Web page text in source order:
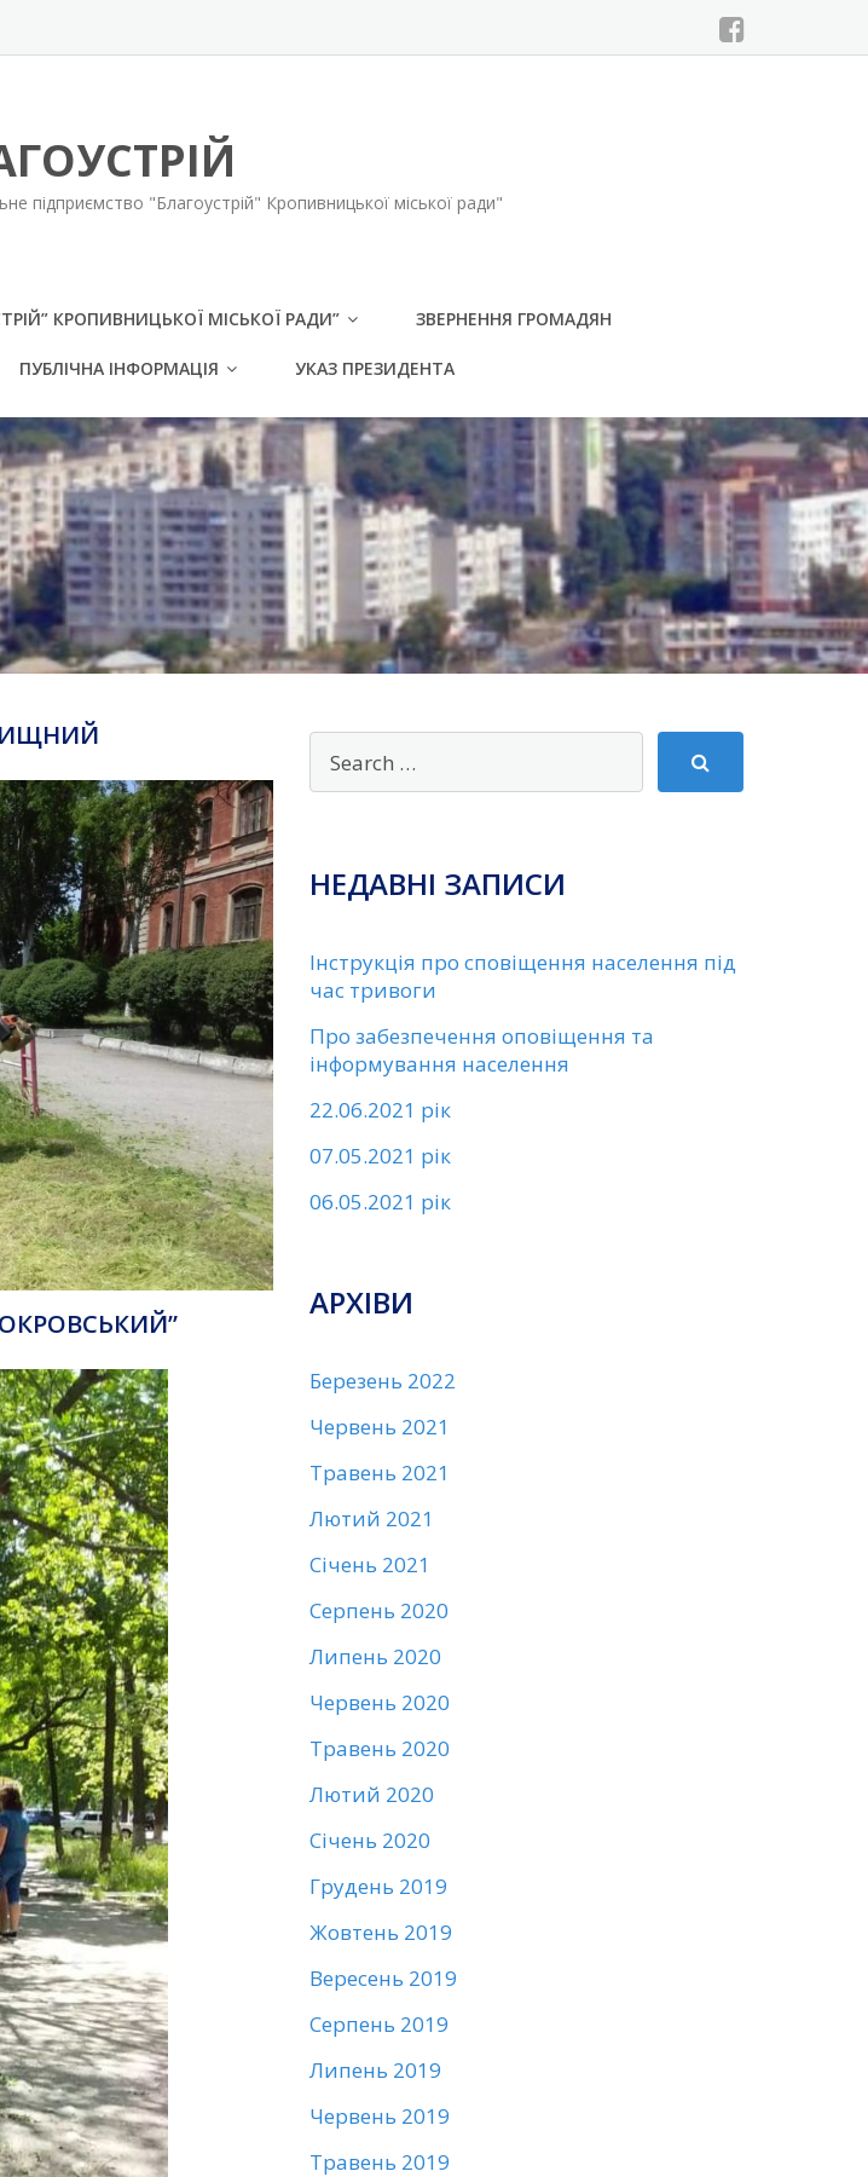
підприємство "Благоустрій" Кропивницької міської ради"
КРОПИВНИЦЬКОЇ МІСЬКОЇ РАДИ” ЗВЕРНЕННЯ ГРОМАДЯН
ПУБЛІЧНА ІНФОРМАЦІЯ УКАЗ ПРЕЗИДЕНТА
НЕДАВНІ ЗАПИСИ
Інструкція про сповіщення населення під
час тривоги
Про забезпечення оповіщення та
інформування населення
22.06.2021 рік
07.05.2021 рік
06.05.2021 рік
АРХІВИ
Березень 2022
Червень 2021
Травень 2021
Лютий 2021
Січень 2021
Серпень 2020
Липень 2020
Червень 2020
Травень 2020
Лютий 2020
Січень 2020
Грудень 2019
Жовтень 2019
Вересень 2019
Серпень 2019
Липень 2019
Червень 2019
Травень 2019